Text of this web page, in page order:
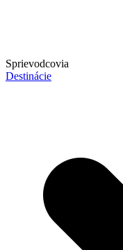
Sprievodcovia
Destinácie